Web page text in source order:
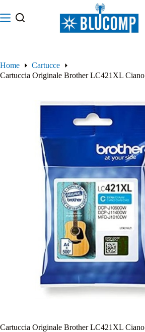
al
contenuto
Home
Cartucce
Cartuccia Originale Brother LC421XL Ciano
Cartuccia Originale Brother LC421XL Ciano